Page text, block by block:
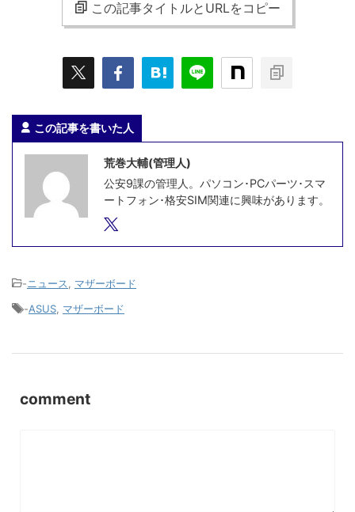
この記事タイトルとURLをコピー
この記事を書いた人
荒巻大輔(管理人)
公安9課の管理人。パソコン･PCパーツ･スマ
ートフォン･格安SIM関連に興味があります。
-ニュース, マザーボード
-ASUS, マザーボード
comment